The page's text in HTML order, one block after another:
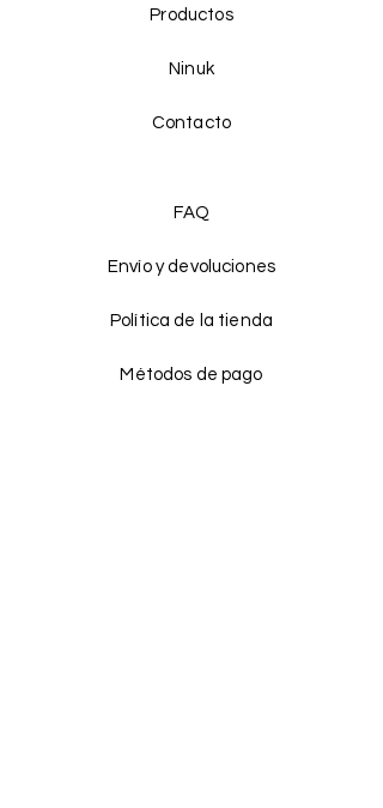
Productos
Ninuk
Contacto
FAQ
Envío y devoluciones
Política de la tienda
Métodos de pago